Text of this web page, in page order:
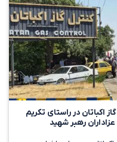
اکباتان در راستای تکریم
رهبر شهید